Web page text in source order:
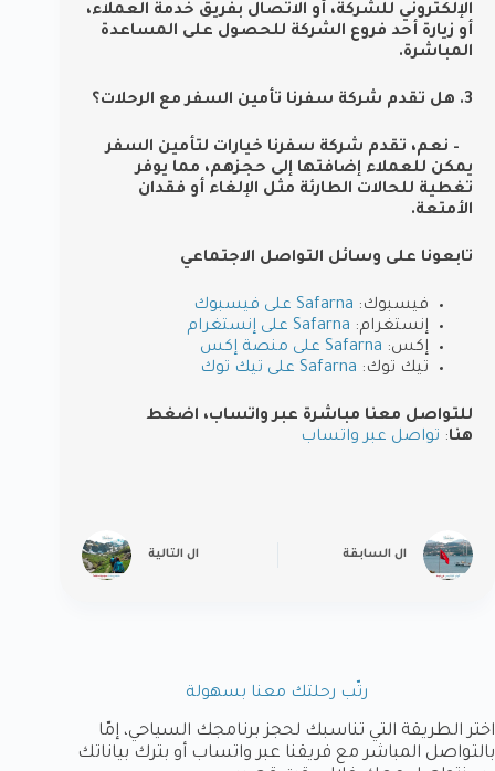
الإلكتروني للشركة، أو الاتصال بفريق خدمة العملاء،
أو زيارة أحد فروع الشركة للحصول على المساعدة
المباشرة.
3. هل تقدم شركة سفرنا تأمين السفر مع الرحلات؟
– نعم، تقدم شركة سفرنا خيارات لتأمين السفر
يمكن للعملاء إضافتها إلى حجزهم، مما يوفر
تغطية للحالات الطارئة مثل الإلغاء أو فقدان
الأمتعة.
تابعونا على وسائل التواصل الاجتماعي
فيسبوك: Safarna على فيسبوك
إنستغرام: Safarna على إنستغرام
إكس: Safarna على منصة إكس
تيك توك: Safarna على تيك توك
للتواصل معنا مباشرة عبر واتساب، اضغط
هنا: تواصل عبر واتساب
ال السابقة ال التالية
رتّب رحلتك معنا بسهولة
اختر الطريقة التي تناسبك لحجز برنامجك السياحي، إمّا
بالتواصل المباشر مع فريقنا عبر واتساب أو بترك بياناتك